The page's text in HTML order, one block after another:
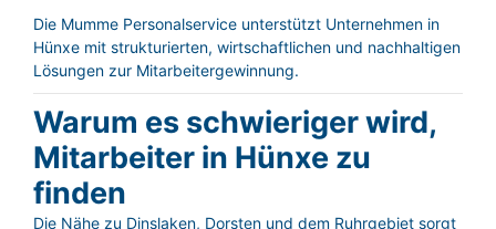
Die Mumme Personalservice unterstützt Unternehmen in
Hünxe mit strukturierten, wirtschaftlichen und nachhaltigen
Lösungen zur Mitarbeitergewinnung.
Warum es schwieriger wird,
Mitarbeiter in Hünxe zu
finden
Die Nähe zu Dinslaken, Dorsten und dem Ruhrgebiet sorgt